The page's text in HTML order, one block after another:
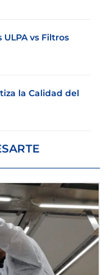
ULPA vs Filtros
la Calidad del